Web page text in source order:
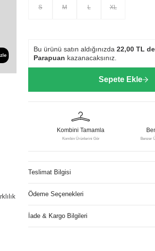
S M L XL
Bu ürünü satın aldığınızda 22,00 TL
Parapuan kazanacaksınız.
Sepete Ekle
Kombini Tamamla
Kombin Ürünlerini Gör Benzer
Teslimat Bilgisi
Ödeme Seçenekleri
İade & Kargo Bilgileri